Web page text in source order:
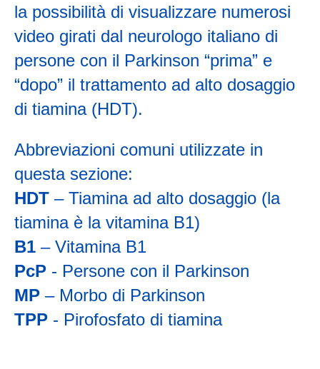
la possibilità di visualizzare numerosi
video girati dal neurologo italiano di
persone con il Parkinson “prima” e
“dopo” il trattamento ad alto dosaggio
di tiamina (HDT).
Abbreviazioni comuni utilizzate in
questa sezione:
HDT – Tiamina ad alto dosaggio (la
tiamina è la vitamina B1)
B1 – Vitamina B1
PcP - Persone con il Parkinson
MP – Morbo di Parkinson
TPP - Pirofosfato di tiamina